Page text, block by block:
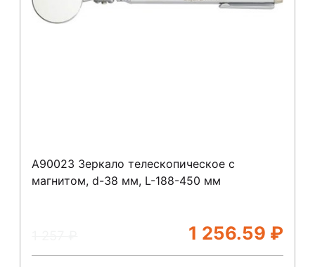
A90023 Зеркало телескопическое с
магнитом, d-38 мм, L-188-450 мм
1 256.59 ₽